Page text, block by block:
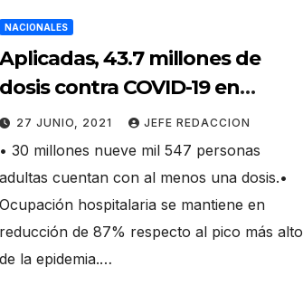
NACIONALES
Aplicadas, 43.7 millones de
dosis contra COVID-19 en
México
27 JUNIO, 2021 JEFE REDACCION
• 30 millones nueve mil 547 personas
adultas cuentan con al menos una dosis.•
Ocupación hospitalaria se mantiene en
reducción de 87% respecto al pico más alto
de la epidemia.…